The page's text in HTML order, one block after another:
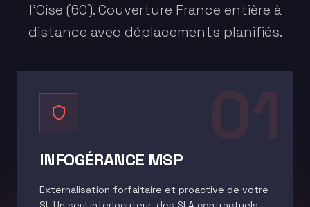
l'Oise (60). Couverture France entière à
distance avec déplacements planifiés.
INFOGÉRANCE MSP
Externalisation forfaitaire et proactive de votre